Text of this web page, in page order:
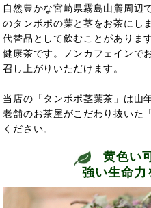
自然豊かな宮崎県霧島山麓周辺
のタンポポの葉と茎をお茶にし
代替品として飲むことがありま
健康茶です。ノンカフェインで
召し上がりいただけます。
当店の「タンポポ茎葉茶」は山
老舗のお茶屋がこだわり抜いた
ください。
黄色い
強い生命力